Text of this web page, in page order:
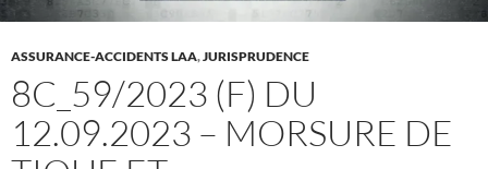
ASSURANCE-ACCIDENTS LAA,JURISPRUDENCE
8C_59/2023 (F) DU
12.09.2023 – MORSURE DE